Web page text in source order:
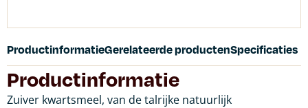
ProductinformatieGerelateerde productenSpecificaties
Productinformatie
Zuiver kwartsmeel, van de talrijke natuurlijk